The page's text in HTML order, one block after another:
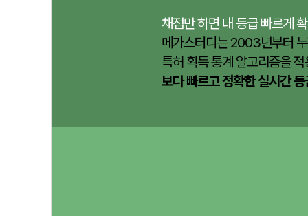
채점만 하면 내 등급 빠르게
메가스터디는 2003년부터
특허 획득 통계 알고리즘을
보다 빠르고 정확한 실시간 등